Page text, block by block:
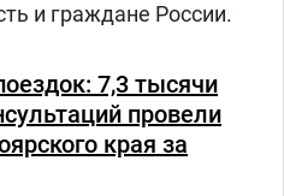
и граждане России.
7,3 тысячи
провели
края за